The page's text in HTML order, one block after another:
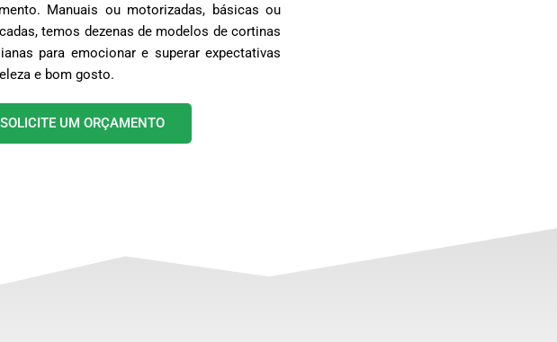
Manuais ou motorizadas, básicas ou
temos dezenas de modelos de cortinas
para emocionar e superar expectativas
e bom gosto.
SOLICITE UM ORÇAMENTO